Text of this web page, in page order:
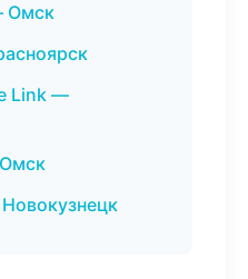
Омск
Link —